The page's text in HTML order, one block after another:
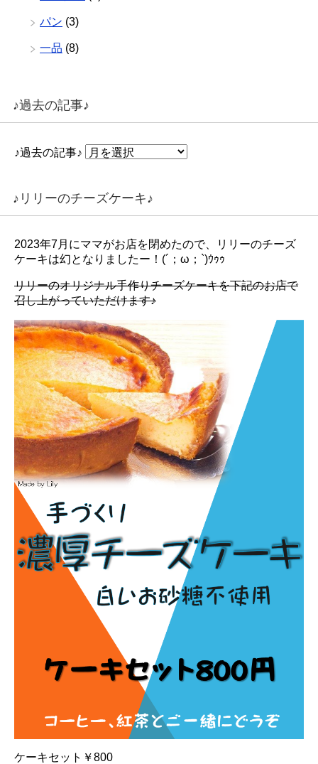
パン (3)
一品 (8)
♪過去の記事♪
♪過去の記事♪
♪リリーのチーズケーキ♪
2023年7月にママがお店を閉めたので、リリーのチーズ
ケーキは幻となりましたー！(´；ω；`)ｳｩｩ
リリーのオリジナル手作りチーズケーキを下記のお店で
召し上がっていただけます♪
ケーキセット￥800